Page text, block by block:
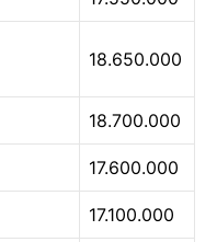
18.650.000
18.700.000
17.600.000
17.100.000